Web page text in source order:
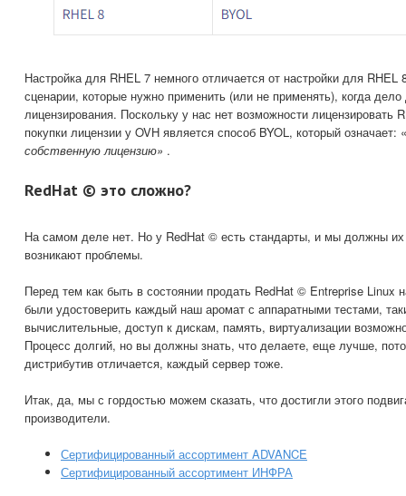
Настройка для RHEL 7 немного отличается от настройки для RHEL
сценарии, которые нужно применить (или не применять), когда
лицензирования. Поскольку у нас нет возможности лицензировать
покупки лицензии у OVH является способ BYOL, который означает:
собственную лицензию» .
RedHat © это сложно?
На самом деле нет. Но у RedHat © есть стандарты, и мы должны
возникают проблемы.
Перед тем как быть в состоянии продать RedHat © Entreprise
были удостоверить каждый наш аромат с аппаратными тестами,
вычислительные, доступ к дискам, память, виртуализации
Процесс долгий, но вы должны знать, что делаете, еще лучше,
дистрибутив отличается, каждый сервер тоже.
Итак, да, мы с гордостью можем сказать, что достигли этого
производители.
Сертифицированный ассортимент ADVANCE
Сертифицированный ассортимент ИНФРА